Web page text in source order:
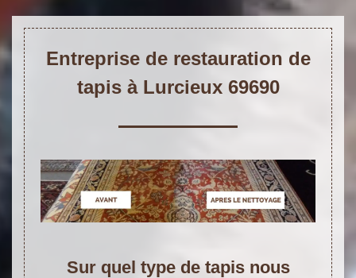
Entreprise de restauration de
tapis à Lurcieux 69690
Sur quel type de tapis nous